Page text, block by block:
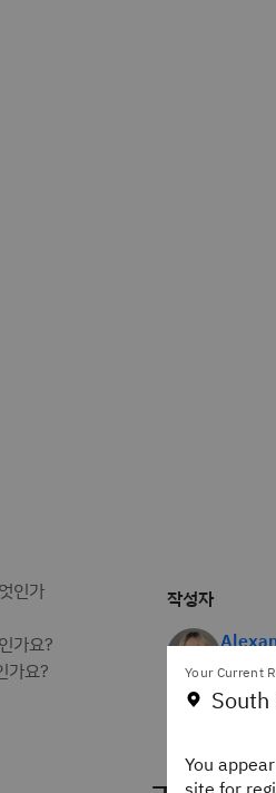
작성자
Staff
IBM
Your Current
South
You
site for